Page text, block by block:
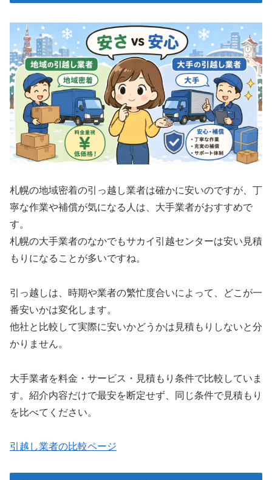
札幌の地域密着の引っ越し業者は確かに安いのですが、丁
寧な作業や補償が気になる人は、大手業者がおすすめで
す。
札幌の大手業者のなかでもサカイ引越センターは安い見積
もりになることが多いですね。
引っ越しは、時期や業者の繁忙度合いによって、どこが一
番安いかは変化します。
他社と比較して実際に安いかどうかは見積もりしないと分
かりません。
大手業者を料金・サービス・見積もり条件で比較していま
す。紹介内容だけで最安を断定せず、同じ条件で見積もり
を比べてください。
引越し業者の比較ページ